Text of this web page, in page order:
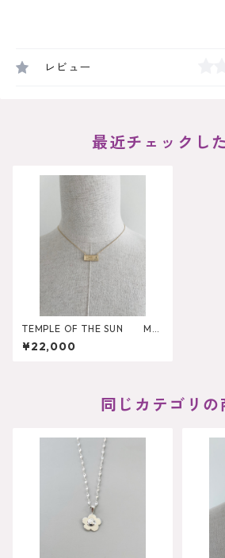
レビュー
最近チェックし
TEMPLE OF THE SUN Ma
at Necklace Gold
¥22,000
同じカテゴリの